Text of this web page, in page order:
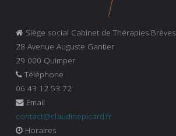
Siège social Cabinet de Thérapies Brèves
28 Avenue Auguste Gantier
29 000 Quimper
Téléphone
06 43 12 53 72
Email
contact@claudinepicard.fr
Horaires